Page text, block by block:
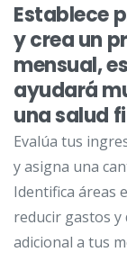
Establece
y crea un
mensual,
ayudará
una salud
Evalúa tus
y asigna una
Identifica áreas
reducir gastos
adicional a tus